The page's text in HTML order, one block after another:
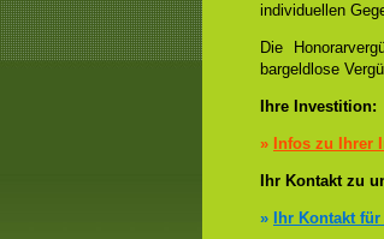
individuellen
Die
bargeldlose
Ihre Investition:
» Infos zu Ihrer
Ihr Kontakt zu
» Ihr Kontakt